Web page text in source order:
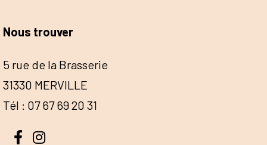
Nous trouver
5 rue de la Brasserie
31330 MERVILLE
Tél : 07 67 69 20 31